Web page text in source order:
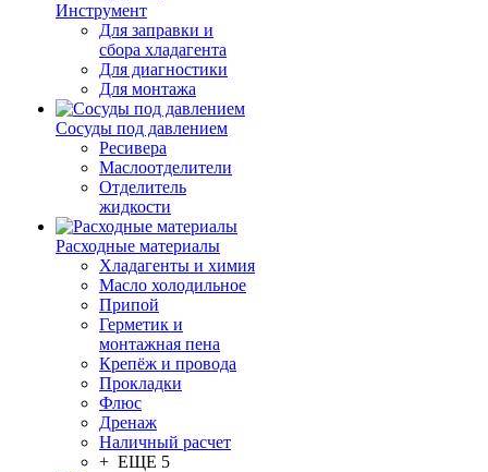
Инструмент
Для заправки и
сбора хладагента
Для диагностики
Для монтажа
Сосуды под давлением
Ресивера
Маслоотделители
Отделитель
жидкости
Расходные материалы
Хладагенты и химия
Масло холодильное
Припой
Герметик и
монтажная пена
Крепёж и провода
Прокладки
Флюс
Дренаж
Наличный расчет
+ ЕЩЕ 5